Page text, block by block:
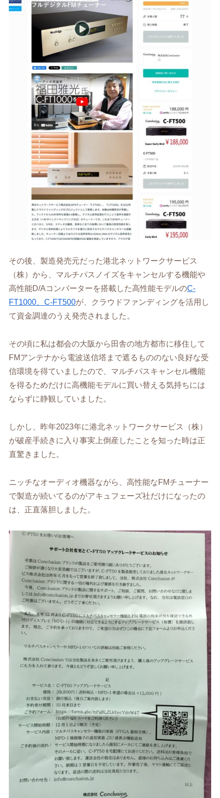
その後、製造発売元だった港北ネットワークサービス
（株）から、マルチパスノイズをキャンセルする機能や
高性能D/Aコンバーターを搭載した高性能モデルのC-
FT1000、C-FT500が、クラウドファンディングを活用し
て資金調達のうえ発売されました。
その頃に私は都会の大阪から田舎の地方都市に移住して
FMアンテナから電波送信塔まで遮るもののない良好な受
信環境を得ていましたので、マルチパスキャンセル機能
を得るためだけに高機能モデルに買い替える気持ちには
ならずに静観していました。
しかし、昨年2023年に港北ネットワークサービス（株）
が破産手続きに入り事実上倒産したことを知った時は正
直驚きました。
ニッチなオーディオ機器ながら、高性能なFMチューナー
で製造が続いてるのがアキュフェーズ社だけになったの
は、正直落胆しました。